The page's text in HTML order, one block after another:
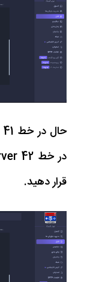
قرار دهید.